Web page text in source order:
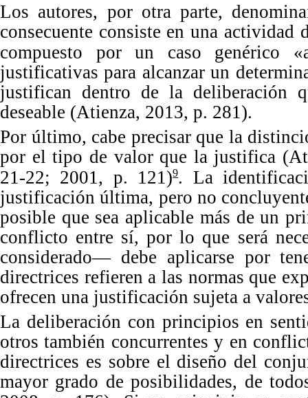
Los autores, por otra parte,
consecuente consiste en una actividad
compuesto por un caso genérico
justificativas para alcanzar un
justifican dentro de la deliberación
deseable (Atienza, 2013, p. 281).
Por último, cabe precisar que la
por el tipo de valor que la justifica
21 -22; 2001, p. 121)9. La
justificación última, pero no
posible que sea aplicable más de un
conflicto entre sí, por lo que será
considerado— debe aplicarse por
directrices refieren a las normas que
ofrecen una justificación sujeta a
La deliberación con principios en
otros también concurrentes y en
directrices es sobre el diseño del
mayor grado de posibilidades, de